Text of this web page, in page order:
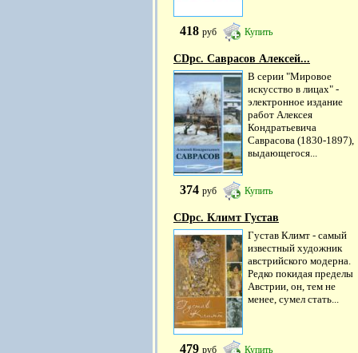
418 руб Купить
CDpc. Саврасов Алексей...
В серии "Мировое
искусство в лицах" -
электронное издание
работ Алексея
Кондратьевича
Саврасова (1830-1897),
выдающегося...
374 руб Купить
CDpc. Климт Густав
Густав Климт - самый
известный художник
австрийского модерна.
Редко покидая пределы
Австрии, он, тем не
менее, сумел стать...
479 руб Купить